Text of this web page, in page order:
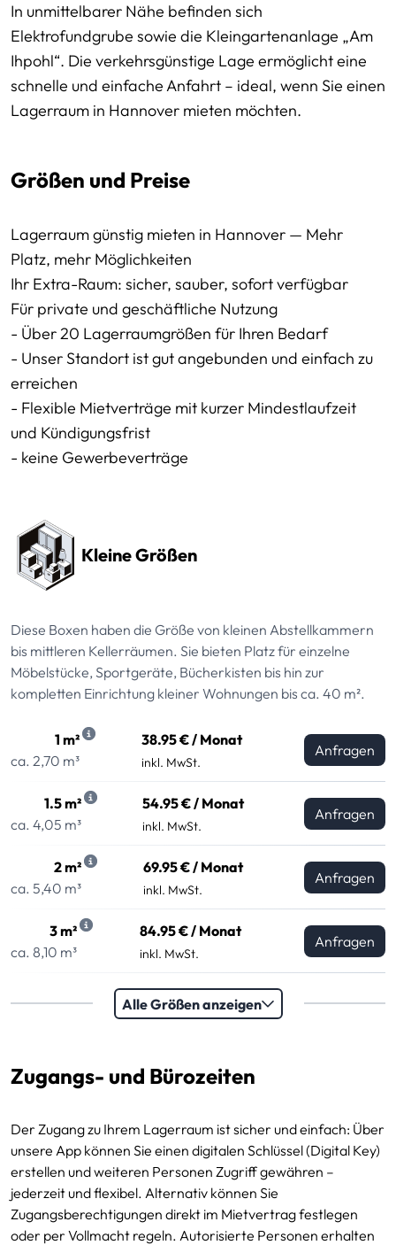
In unmittelbarer Nähe befinden sich
Elektrofundgrube sowie die Kleingartenanlage „Am
Ihpohl“. Die verkehrsgünstige Lage ermöglicht eine
schnelle und einfache Anfahrt – ideal, wenn Sie einen
Lagerraum in Hannover mieten möchten.
Größen und Preise
Lagerraum günstig mieten in Hannover — Mehr
Platz, mehr Möglichkeiten
Ihr Extra-Raum: sicher, sauber, sofort verfügbar
Für private und geschäftliche Nutzung
- Über 20 Lagerraumgrößen für Ihren Bedarf
- Unser Standort ist gut angebunden und einfach zu
erreichen
- Flexible Mietverträge mit kurzer Mindestlaufzeit
und Kündigungsfrist
- keine Gewerbeverträge
Kleine Größen
Diese Boxen haben die Größe von kleinen Abstellkammern
bis mittleren Kellerräumen. Sie bieten Platz für einzelne
Möbelstücke, Sportgeräte, Bücherkisten bis hin zur
kompletten Einrichtung kleiner Wohnungen bis ca. 40 m².
1 m²
ca. 2,70 m³
38.95 € / Monat
inkl. MwSt.
Anfragen
1.5 m²
ca. 4,05 m³
54.95 € / Monat
inkl. MwSt.
Anfragen
2 m²
ca. 5,40 m³
69.95 € / Monat
inkl. MwSt.
Anfragen
3 m²
ca. 8,10 m³
84.95 € / Monat
inkl. MwSt.
Anfragen
94.95 € / Monat
inkl. MwSt.
Anfragen
ca. 10,80 m³
inkl. MwSt.
Mittlere Größen
Alle Größen anzeigen
Zugangs- und Bürozeiten
Der Zugang zu Ihrem Lagerraum ist sicher und einfach: Über
unsere App können Sie einen digitalen Schlüssel (Digital Key)
erstellen und weiteren Personen Zugriff gewähren –
jederzeit und flexibel. Alternativ können Sie
Zugangsberechtigungen direkt im Mietvertrag festlegen
oder per Vollmacht regeln. Autorisierte Personen erhalten